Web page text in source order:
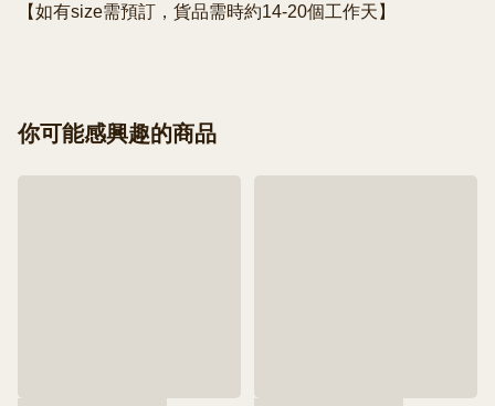
【如有size需預訂，貨品需時約14-20個工作天】
你可能感興趣的商品